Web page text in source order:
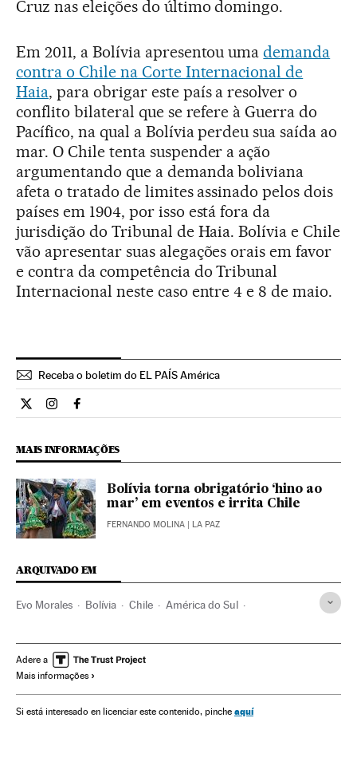
Cruz nas eleições do último domingo.
Em 2011, a Bolívia apresentou umademanda
contra o Chile na Corte Internacional de
Haia, para obrigar este país a resolver o
conflito bilateral que se refere à Guerra do
Pacífico, na qual a Bolívia perdeu sua saída ao
mar. O Chile tenta suspender a ação
argumentando que a demanda boliviana
afeta o tratado de limites assinado pelos dois
países em 1904, por isso está fora da
jurisdição do Tribunal de Haia. Bolívia e Chile
vão apresentar suas alegações orais em favor
e contra da competência do Tribunal
Internacional neste caso entre 4 e 8 de maio.
Receba o boletim do EL PAÍS América
Internacional El País Brasil en Twitter
Internacional El País Brasil en Instagram
Internacional El País Brasil en Facebook
MAIS INFORMAÇÕES
Bolívia torna obrigatório ‘hino ao
mar’ em eventos e irrita Chile
FERNANDO MOLINA | LA PAZ
ARQUIVADO EM
Evo Morales Bolívia Chile América do Sul
Adere a
Mais informações
Si está interesado en licenciar este contenido, pinche aquí